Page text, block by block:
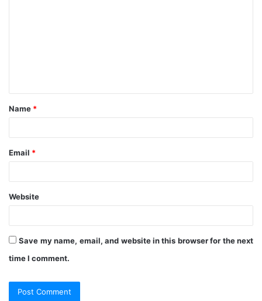
t
*
Name *
Email *
Website
Save my name, email, and website in this browser for the next
time I comment.